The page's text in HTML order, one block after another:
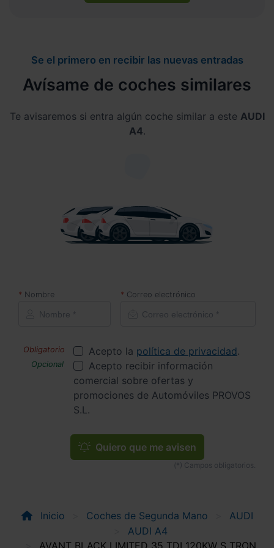
Se el primero en recibir las nuevas entradas
Avísame de coches similares
Te avisaremos si entra algún coche similar a este AUDI
A4.
Nombre Correo electrónico
Acepto la política de privacidad.
Acepto recibir información
comercial sobre ofertas y
promociones de Automóviles PROVOS
S.L.
Quiero que me avisen
Inicio Coches de Segunda Mano
AUDI
AUDI A4
AVANT BLACK LIMITED 35 TDI 120KW S TRON